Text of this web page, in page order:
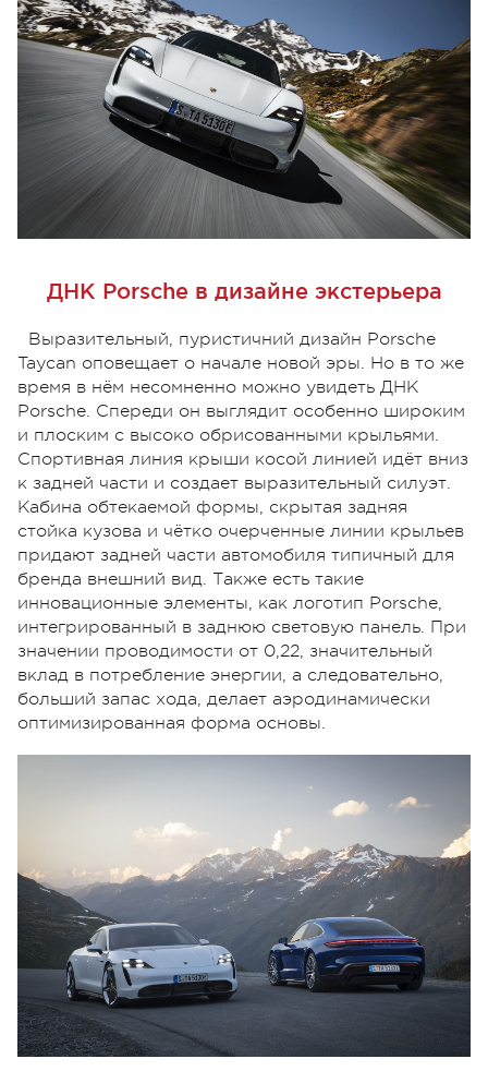
ДНК Porsche в дизайне экстерьера
Выразительный, пуристичний дизайн Porsche
Taycan оповещает о начале новой эры. Но в то же
время в нём несомненно можно увидеть ДНК
Porsche. Спереди он выглядит особенно широким
и плоским с высоко обрисованными крыльями.
Спортивная линия крыши косой линией идёт вниз
к задней части и создает выразительный силуэт.
Кабина обтекаемой формы, скрытая задняя
стойка кузова и чётко очерченные линии крыльев
придают задней части автомобиля типичный для
бренда внешний вид. Также есть такие
инновационные элементы, как логотип Porsche,
интегрированный в заднюю световую панель. При
значении проводимости от 0,22, значительный
вклад в потребление энергии, а следовательно,
больший запас хода, делает аэродинамически
оптимизированная форма основы.